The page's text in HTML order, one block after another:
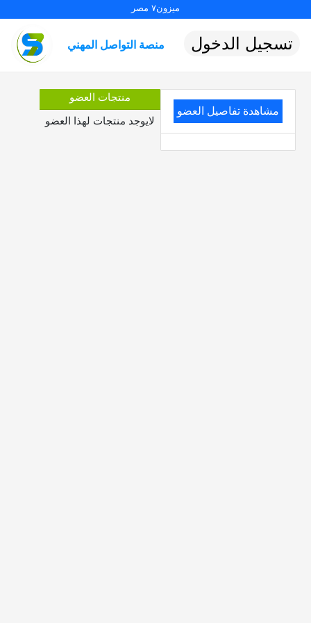
ميزون٧ مصر
منصة التواصل المهني تسجيل الدخول
مشاهدة تفاصيل العضو
منتجات العضو
لايوجد منتجات لهذا العضو